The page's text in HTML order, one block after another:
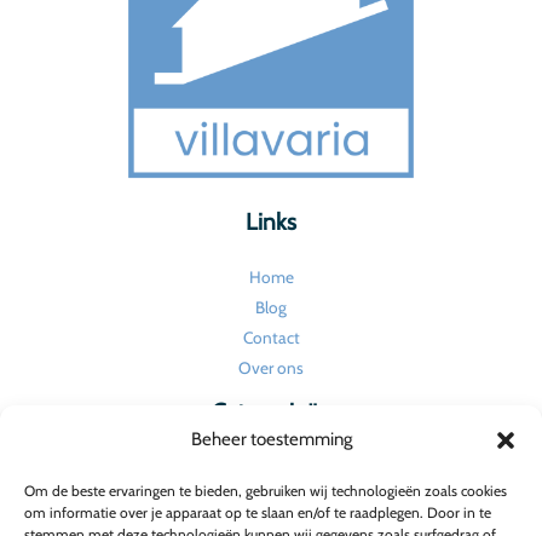
Beheer toestemming
Om de beste ervaringen te bieden, gebruiken wij technologieën zoals cookies
om informatie over je apparaat op te slaan en/of te raadplegen. Door in te
Links
Home
Blog
Contact
Over ons
Categorieën
Tuin
Verbouw en renovatie